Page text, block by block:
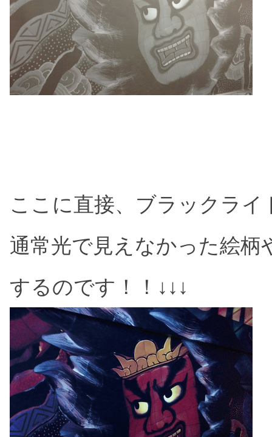
ここに直接、ブラックラ
通常光で見えなかった絵柄
するのです！！↓↓↓